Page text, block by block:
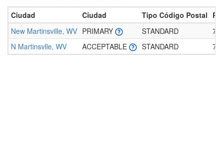
Ciudad Ciudad Tipo Código Postal
New Martinsville, WV PRIMARY STANDARD
N Martinsvlle, WV
ACCEPTABLE STANDARD